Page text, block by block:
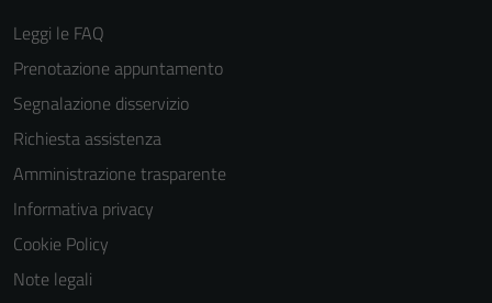
Leggi le FAQ
Prenotazione appuntamento
Segnalazione disservizio
Richiesta assistenza
Amministrazione trasparente
Informativa privacy
Cookie Policy
Note legali